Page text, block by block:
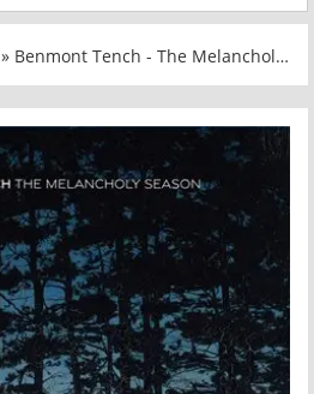
» Benmont Tench - The Melancholy Season [24-bit Hi-Res] (2025) FLAC